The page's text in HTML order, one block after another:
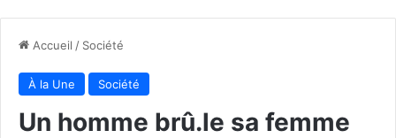
Accueil / Société
À la Une Société
Un homme brû.le sa femme